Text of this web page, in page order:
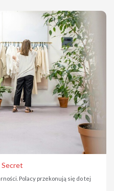
Secret
Polacy przekonują się do tej